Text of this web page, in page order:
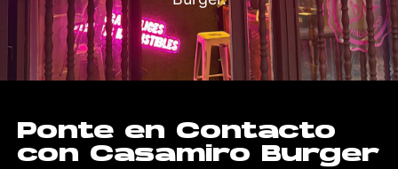
Ponte en Contacto
con Casamiro Burger